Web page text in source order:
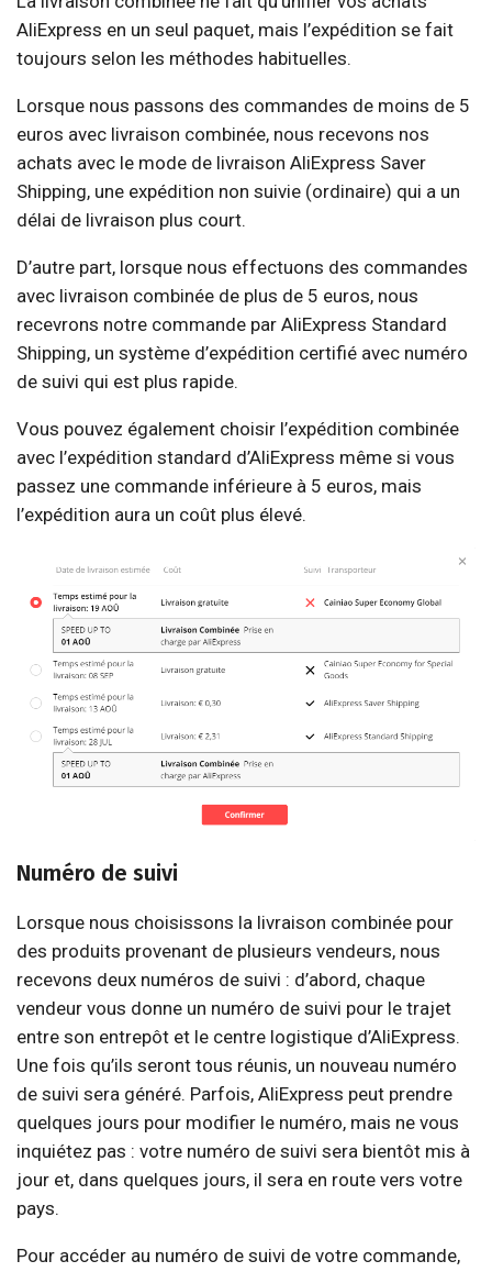
AliExpress en un seul paquet, mais l’expédition se fait
toujours selon les méthodes habituelles.
Lorsque nous passons des commandes de moins de 5
euros avec livraison combinée, nous recevons nos
achats avec le mode de livraison AliExpress Saver
Shipping, une expédition non suivie (ordinaire) qui a un
délai de livraison plus court.
D’autre part, lorsque nous effectuons des commandes
avec livraison combinée de plus de 5 euros, nous
recevrons notre commande par AliExpress Standard
Shipping, un système d’expédition certifié avec numéro
de suivi qui est plus rapide.
Vous pouvez également choisir l’expédition combinée
avec l’expédition standard d’AliExpress même si vous
passez une commande inférieure à 5 euros, mais
l’expédition aura un coût plus élevé.
Numéro de suivi
Lorsque nous choisissons la livraison combinée pour
des produits provenant de plusieurs vendeurs, nous
recevons deux numéros de suivi : d’abord, chaque
vendeur vous donne un numéro de suivi pour le trajet
entre son entrepôt et le centre logistique d’AliExpress.
Une fois qu’ils seront tous réunis, un nouveau numéro
de suivi sera généré. Parfois, AliExpress peut prendre
quelques jours pour modifier le numéro, mais ne vous
inquiétez pas : votre numéro de suivi sera bientôt mis à
jour et, dans quelques jours, il sera en route vers votre
pays.
Pour accéder au numéro de suivi de votre commande,